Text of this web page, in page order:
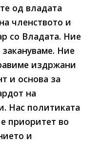
од владата
членството и
со Владата. Ние
Ние
издржани
и основа за
на
Нас политиката
приоритет во
и